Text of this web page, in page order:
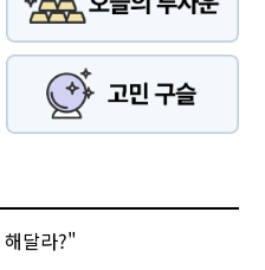
달라?"